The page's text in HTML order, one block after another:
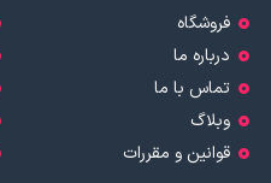
فروشگاه
درباره ما
تماس با ما
وبلاگ
قوانین و مقررات